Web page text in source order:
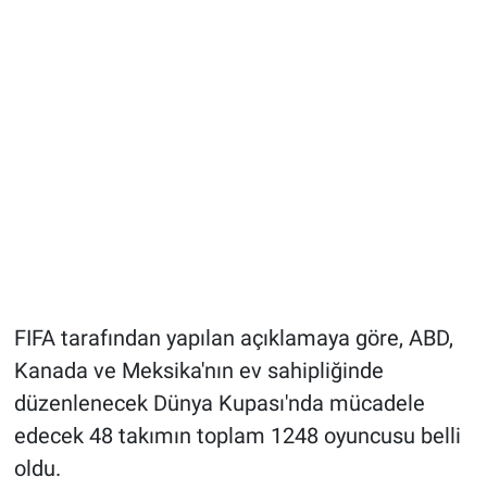
FIFA tarafından yapılan açıklamaya göre, ABD,
Kanada ve Meksika'nın ev sahipliğinde
düzenlenecek Dünya Kupası'nda mücadele
edecek 48 takımın toplam 1248 oyuncusu belli
oldu.